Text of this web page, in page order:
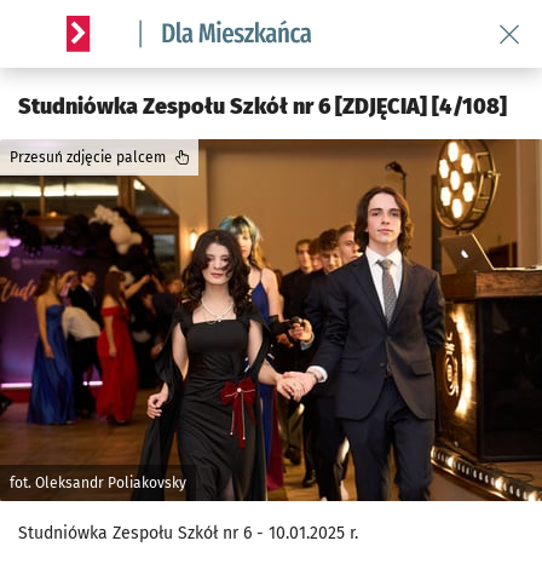
Serwis informacyjny wroclaw.pl podserwis: Dla mieszkańca
Studniówka Zespołu Szkół nr 6 [ZDJĘCIA] [4/108]
fot. Oleksandr Poliakovsky
Przesuń zdjęcie palcem
Studniówka Zespołu Szkół nr 6 - 10.01.2025 r.